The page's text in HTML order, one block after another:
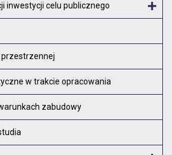
inwestycji celu publicznego
w trakcie opracowania
zabudowy